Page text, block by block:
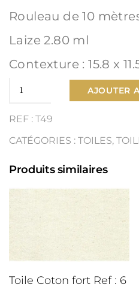
Rouleau de 10
Laize 2.80 ml
Contexture : 15.8 x
quantité
de
Toile
moyen
Ref
49
AJOUTER
REF : T49
CATÉGORIES : TOILES,
Produits similaires
Toile Coton fort Ref : 6